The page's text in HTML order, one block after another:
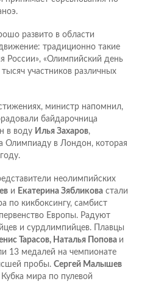
развито в области
традиционно такие
России», «Олимпийский день
участников различных
министр напомнил,
байдарочница
в воду Илья Захаров,
Олимпиаду в Лондон, которая
неолимпийских
и Екатерина Зябликова стали
по кикбоксингу, самбист
Европы. Радуют
и сурдлимпийцев. Плавцы
Тарасов, Наталья Попова и
13 медалей на чемпионате
пробы. Сергей Малышев
мира по пулевой